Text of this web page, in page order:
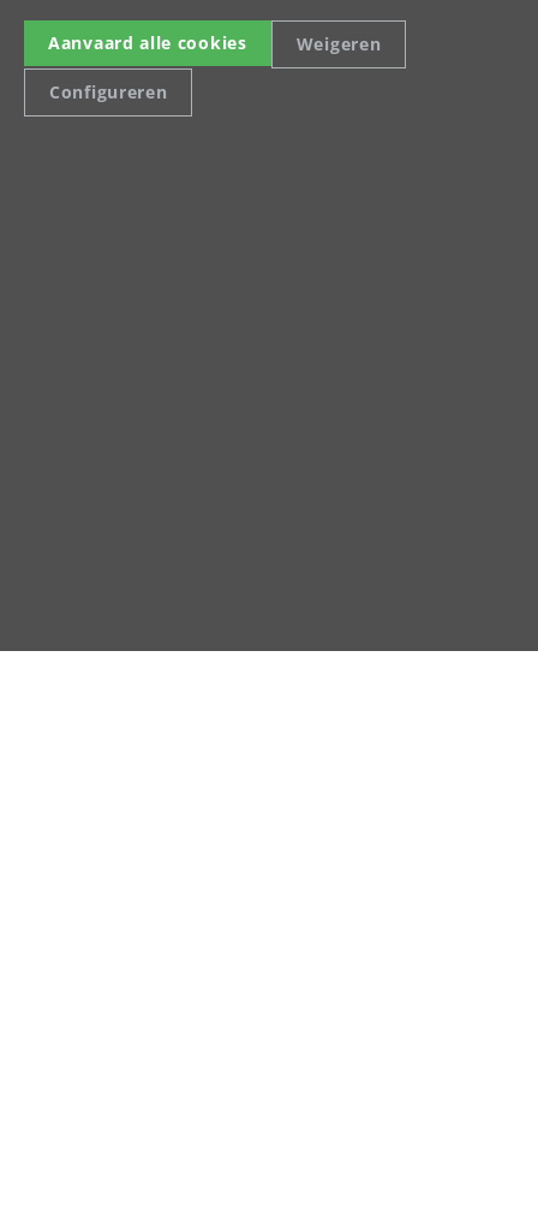
Terms and Conditions
Aanvaard alle cookies Weigeren
Configureren